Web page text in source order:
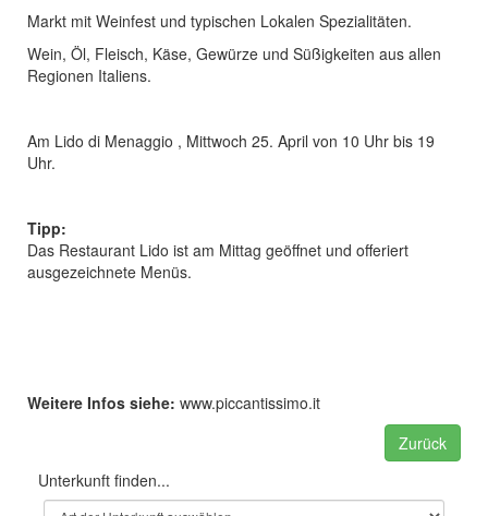
Markt mit Weinfest und typischen Lokalen Spezialitäten.
Wein, Öl, Fleisch, Käse, Gewürze und Süßigkeiten aus allen
Regionen Italiens.
Am Lido di Menaggio , Mittwoch 25. April von 10 Uhr bis 19
Uhr.
Tipp:
Das Restaurant Lido ist am Mittag geöffnet und offeriert
ausgezeichnete Menüs.
Weitere Infos siehe: www.piccantissimo.it
Zurück
Unterkunft finden...